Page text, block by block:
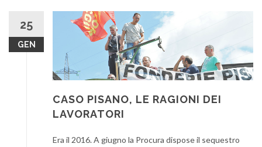
25
GEN
CASO PISANO, LE RAGIONI DEI
LAVORATORI
Era il 2016. A giugno la Procura dispose il sequestro